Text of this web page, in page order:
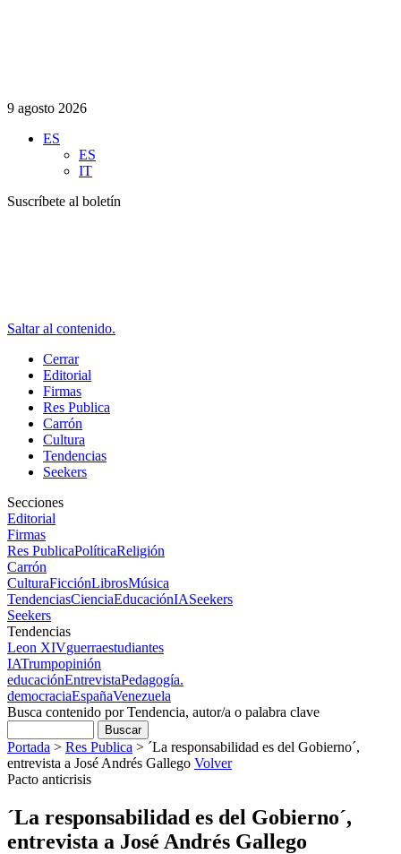
9 agosto 2026
ES
ES
IT
Suscríbete al boletín
Saltar al contenido.
Cerrar
Editorial
Firmas
Res Publica
Carrón
Cultura
Tendencias
Seekers
Secciones
Editorial
Firmas
Res PublicaPolíticaReligión
Carrón
CulturaFicciónLibrosMúsica
TendenciasCienciaEducaciónIASeekers
Seekers
Tendencias
Leon XIVguerraestudiantes
IATrumpopinión
educaciónEntrevistaPedagogía.
democraciaEspañaVenezuela
Busca contenido por Tendencia, autor/a o palabra clave
Portada > Res Publica > ´La responsabilidad es del Gobierno´,
entrevista a José Andrés Gallego Volver
Pacto anticrisis
´La responsabilidad es del Gobierno´,
entrevista a José Andrés Gallego